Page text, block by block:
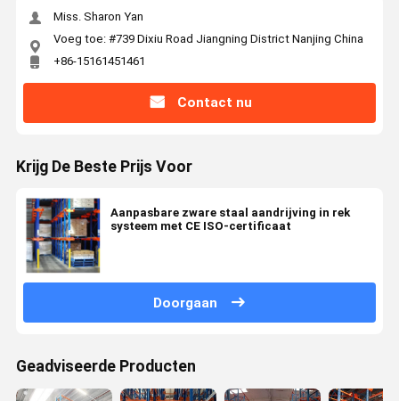
Miss. Sharon Yan
Voeg toe: #739 Dixiu Road Jiangning District Nanjing China
+86-15161451461
Contact nu
Krijg De Beste Prijs Voor
Aanpasbare zware staal aandrijving in rek
systeem met CE ISO-certificaat
Doorgaan
Geadviseerde Producten